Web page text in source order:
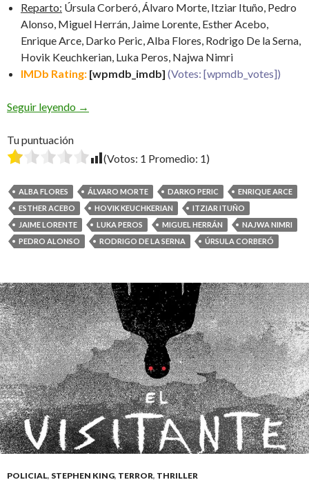
Reparto: Úrsula Corberó, Álvaro Morte, Itziar Ituño, Pedro
Alonso, Miguel Herrán, Jaime Lorente, Esther Acebo,
Enrique Arce, Darko Peric, Alba Flores, Rodrigo De la Serna,
Hovik Keuchkerian, Luka Peros, Najwa Nimri
IMDb Rating: [wpmdb_imdb] (Votes: [wpmdb_votes])
Seguir leyendo La Casa de Papel: Cuarta Temporada
→
Tu puntuación
(Votos: 1 Promedio: 1)
ALBA FLORES ÁLVARO MORTE DARKO PERIC
ENRIQUE ARCE
ESTHER ACEBO
HOVIK KEUCHKERIAN
ITZIAR ITUÑO
JAIME LORENTE
LUKA PEROS MIGUEL HERRÁN
NAJWA NIMRI
PEDRO ALONSO
RODRIGO DE LA SERNA ÚRSULA CORBERÓ
POLICIAL, STEPHEN KING, TERROR, THRILLER